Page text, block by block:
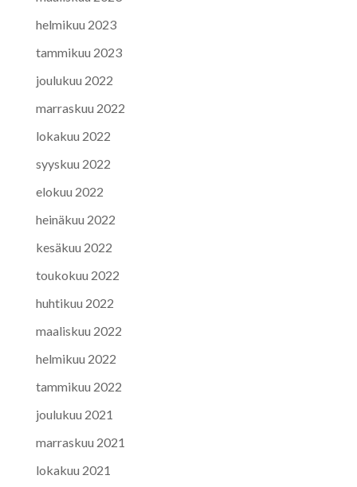
helmikuu 2023
tammikuu 2023
joulukuu 2022
marraskuu 2022
lokakuu 2022
syyskuu 2022
elokuu 2022
heinäkuu 2022
kesäkuu 2022
toukokuu 2022
huhtikuu 2022
maaliskuu 2022
helmikuu 2022
tammikuu 2022
joulukuu 2021
marraskuu 2021
lokakuu 2021